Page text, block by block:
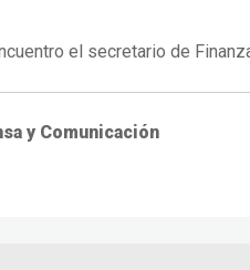
el secretario de
y Comunicación